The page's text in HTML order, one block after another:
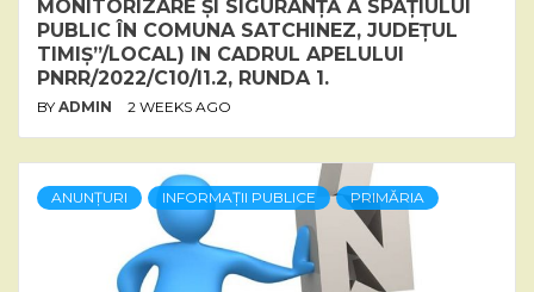
MONITORIZARE ȘI SIGURANȚĂ A SPAȚIULUI
PUBLIC ÎN COMUNA SATCHINEZ, JUDEȚUL
TIMIȘ”/LOCAL) IN CADRUL APELULUI
PNRR/2022/C10/I1.2, RUNDA 1.
BY ADMIN 2 WEEKS AGO
ANUNȚURI INFORMAȚII PUBLICE PRIMĂRIA